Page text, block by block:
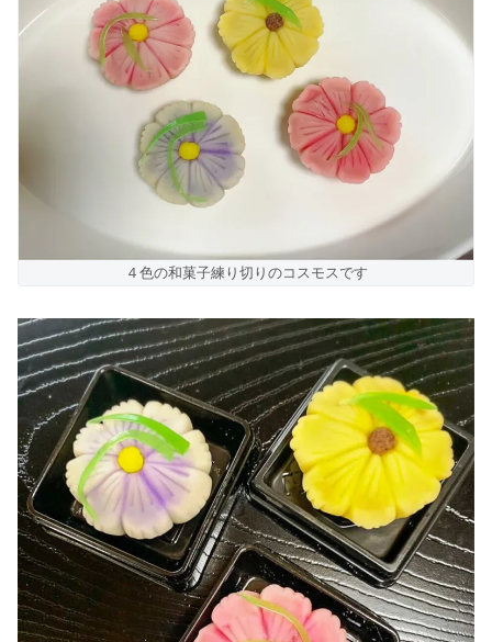
４色の和菓子練り切りのコスモスです